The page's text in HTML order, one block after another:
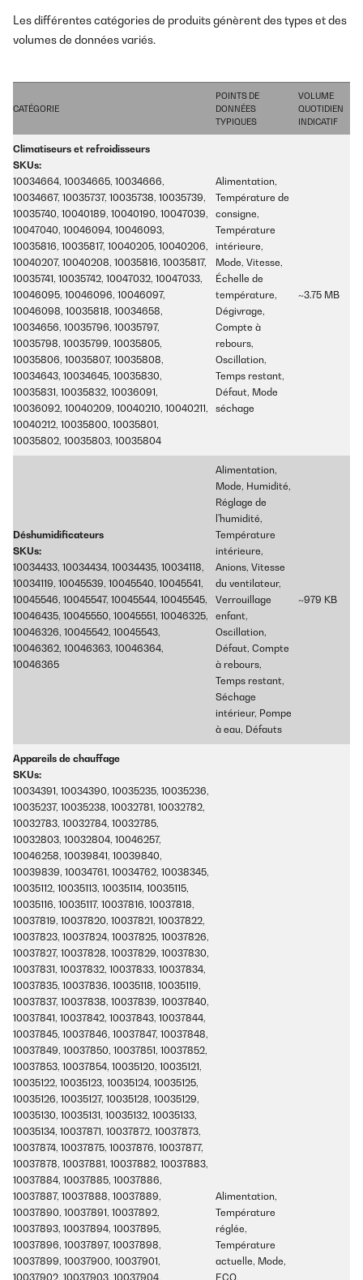
Les différentes catégories de produits génèrent des types et des
volumes de données variés.
CATÉGORIE
POINTS DE
DONNÉES
TYPIQUES
VOLUME
QUOTIDIEN
INDICATIF
Climatiseurs et refroidisseurs
SKUs:
10034664, 10034665, 10034666,
10034667, 10035737, 10035738, 10035739,
10035740, 10040189, 10040190, 10047039,
10047040, 10046094, 10046093,
10035816, 10035817, 10040205, 10040206,
10040207, 10040208, 10035816, 10035817,
10035741, 10035742, 10047032, 10047033,
10046095, 10046096, 10046097,
10046098, 10035818, 10034658,
10034656, 10035796, 10035797,
10035798, 10035799, 10035805,
10035806, 10035807, 10035808,
10034643, 10034645, 10035830,
10035831, 10035832, 10036091,
10036092, 10040209, 10040210, 10040211,
10040212, 10035800, 10035801,
10035802, 10035803, 10035804
Alimentation,
Température de
consigne,
Température
intérieure,
Mode, Vitesse,
Échelle de
température,
Dégivrage,
Compte à
rebours,
Oscillation,
Temps restant,
Défaut, Mode
séchage
~3.75 MB
Déshumidificateurs
SKUs:
10034433, 10034434, 10034435, 10034118,
10034119, 10045539, 10045540, 10045541,
10045546, 10045547, 10045544, 10045545,
10046435, 10045550, 10045551, 10046325,
10046326, 10045542, 10045543,
10046362, 10046363, 10046364,
10046365
Alimentation,
Mode, Humidité,
Réglage de
l'humidité,
Température
intérieure,
Anions, Vitesse
du ventilateur,
Verrouillage
enfant,
Oscillation,
Défaut, Compte
à rebours,
Temps restant,
Séchage
intérieur, Pompe
à eau, Défauts
~979 KB
Appareils de chauffage
SKUs:
10034391, 10034390, 10035235, 10035236,
10035237, 10035238, 10032781, 10032782,
10032783, 10032784, 10032785,
10032803, 10032804, 10046257,
10046258, 10039841, 10039840,
10039839, 10034761, 10034762, 10038345,
10035112, 10035113, 10035114, 10035115,
10035116, 10035117, 10037816, 10037818,
10037819, 10037820, 10037821, 10037822,
10037823, 10037824, 10037825, 10037826,
10037827, 10037828, 10037829, 10037830,
10037831, 10037832, 10037833, 10037834,
10037835, 10037836, 10035118, 10035119,
10037837, 10037838, 10037839, 10037840,
10037841, 10037842, 10037843, 10037844,
10037845, 10037846, 10037847, 10037848,
10037849, 10037850, 10037851, 10037852,
10037853, 10037854, 10035120, 10035121,
10035122, 10035123, 10035124, 10035125,
10035126, 10035127, 10035128, 10035129,
10035130, 10035131, 10035132, 10035133,
10035134, 10037871, 10037872, 10037873,
10037874, 10037875, 10037876, 10037877,
10037878, 10037881, 10037882, 10037883,
10037884, 10037885, 10037886,
10037887, 10037888, 10037889,
10037890, 10037891, 10037892,
10037893, 10037894, 10037895,
10037896, 10037897, 10037898,
10037899, 10037900, 10037901,
10037902, 10037903, 10037904,
Alimentation,
Température
réglée,
Température
actuelle, Mode,
ECO,